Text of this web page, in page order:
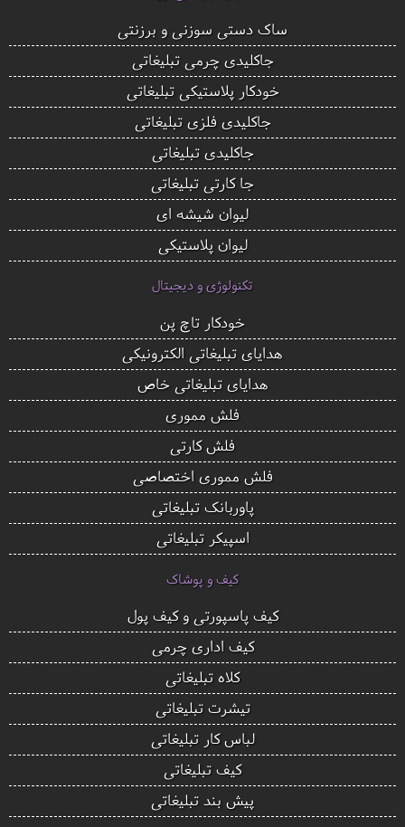
ساک دستی سوزنی و برزنتی
جاکلیدی چرمی تبلیغاتی
خودکار پلاستیکی تبلیغاتی
جاکلیدی فلزی تبلیغاتی
جاکلیدی تبلیغاتی
جا کارتی تبلیغاتی
لیوان شیشه ای
لیوان پلاستیکی
تکنولوژی و دیجیتال
خودکار تاچ پن
هدایای تبلیغاتی الکترونیکی
هدایای تبلیغاتی خاص
فلش مموری
فلش کارتی
فلش مموری اختصاصی
پاوربانک تبلیغاتی
اسپیکر تبلیغاتی
کیف و پوشاک
کیف پاسپورتی و کیف پول
کیف اداری چرمی
کلاه تبلیغاتی
تیشرت تبلیغاتی
لباس کار تبلیغاتی
کیف تبلیغاتی
پیش بند تبلیغاتی